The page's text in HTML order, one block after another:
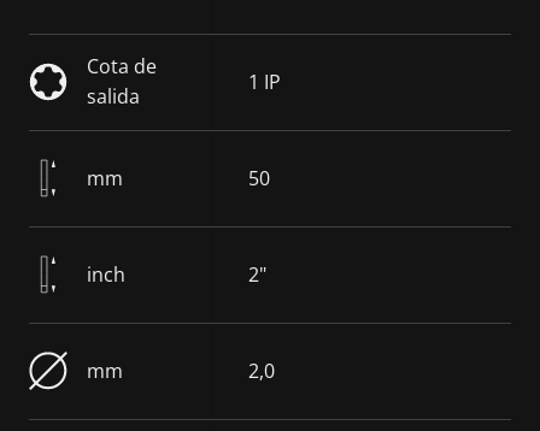
Cota de
salida
1 IP
mm 50
inch 2"
mm 2,0